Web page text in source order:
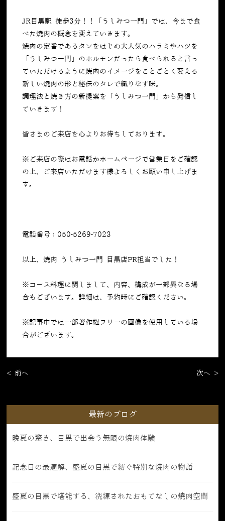
JR目黒駅 徒歩3分！！「うしみつ一門」では、今まで食
べた焼肉の概念を変えていきます。
焼肉の定番であるタンをはじめ大人気のハラミやハツを
「うしみつ一門」のホルモンだったら食べられると言っ
ていただけるように焼肉のイメージをことごとく変える
新しい焼肉の形と秘伝のタレで織りなす味。
調理法と焼き方の新提案を「うしみつ一門」から発信し
ていきます！
皆さまのご来店を心よりお待ちしております。
※ご来店の際はお電話かホームページで営業日をご確認
の上、ご来店いただけます様よろしくお願い申し上げま
す。
電話番号：050-5269-7023
以上、焼肉 うしみつ一門 目黒店PR担当でした！
※コース料理に関しまして、内容、構成が一部異なる場
合もございます。詳細は、予約時にご確認ください。
※記事中では一部著作権フリーの画像を使用している場
合がございます。
< 前へ 次へ >
最新のブログ
晩夏の驚き、目黒で出会う無限の焼肉体験
記念日の最適解、盛夏の目黒で紡ぐ特別な焼肉の物語
盛夏の目黒で堪能する、洗練されたおもてなしの焼肉空間